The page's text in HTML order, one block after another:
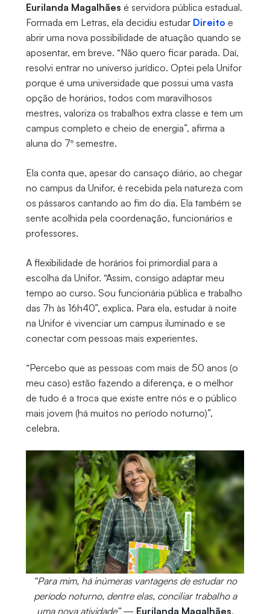
Eurilanda Magalhães é servidora pública estadual.
Formada em Letras, ela decidiu estudar Direito e
abrir uma nova possibilidade de atuação quando se
aposentar, em breve. “Não quero ficar parada. Daí,
resolvi entrar no universo jurídico. Optei pela Unifor
porque é uma universidade que possui uma vasta
opção de horários, todos com maravilhosos
mestres, valoriza os trabalhos extra classe e tem um
campus completo e cheio de energia”, afirma a
aluna do 7º semestre.
Ela conta que, apesar do cansaço diário, ao chegar
no campus da Unifor, é recebida pela natureza com
os pássaros cantando ao fim do dia. Ela também se
sente acolhida pela coordenação, funcionários e
professores.
A flexibilidade de horários foi primordial para a
escolha da Unifor. “Assim, consigo adaptar meu
tempo ao curso. Sou funcionária pública e trabalho
das 7h às 16h40”, explica. Para ela, estudar à noite
na Unifor é vivenciar um campus iluminado e se
conectar com pessoas mais experientes.
“Percebo que as pessoas com mais de 50 anos (o
meu caso) estão fazendo a diferença, e o melhor
de tudo é a troca que existe entre nós e o público
mais jovem (há muitos no período noturno)”,
celebra.
“⁠Para mim, há inúmeras vantagens de estudar no
período noturno, dentre elas, conciliar trabalho a
uma nova atividade”— Eurilanda Magalhães,